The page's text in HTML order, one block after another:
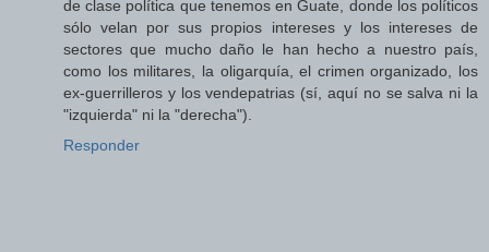
de clase política que tenemos en Guate, donde los políticos
sólo velan por sus propios intereses y los intereses de
sectores que mucho daño le han hecho a nuestro país,
como los militares, la oligarquía, el crimen organizado, los
ex-guerrilleros y los vendepatrias (sí, aquí no se salva ni la
"izquierda" ni la "derecha").
Responder